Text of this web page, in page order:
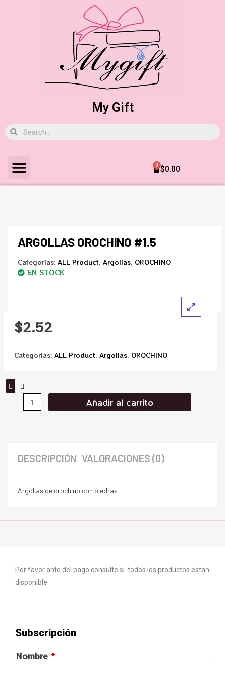
My Gift
$0.00
0
ARGOLLAS OROCHINO #1.5
Categorías: ALL Product, Argollas, OROCHINO
EN STOCK
$2.52
Categorías: ALL Product, Argollas, OROCHINO
Añadir al carrito
DESCRIPCIÓN VALORACIONES (0)
Argollas de orochino con piedras
Por favor ante del pago consulte si todos los productos estan
disponible
Subscripción
Nombre *